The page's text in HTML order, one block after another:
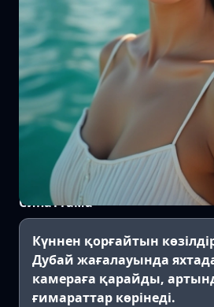
Сипаттама
Күннен қорғайтын
Дубай жағалауында
камераға қарайды,
ғимараттар көрінеді.